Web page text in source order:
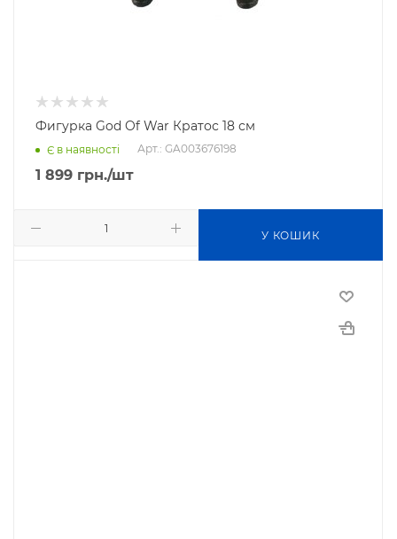
Фигурка God Of War Кратос 18 см
Є в наявності Арт.: GA003676198
1 899 грн./шт
У КОШИК